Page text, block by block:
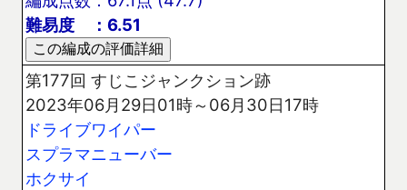
難易度 ：6.51
第177回 すじこジャンクション跡
2023年06月29日01時～06月30日17時
ドライブワイパー
スプラマニューバー
ホクサイ